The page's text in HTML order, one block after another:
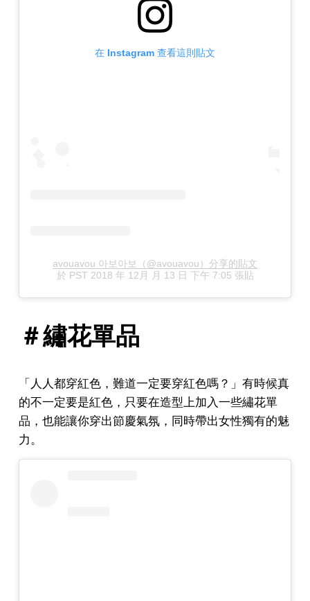
在 Instagram 查看這則貼文
avouavou 아보아보（@avouavou）分享的貼文
於 PST 2018 年 12月 月 13 日 下午 7:05 張貼
＃繡花單品
「人人都穿紅色，難道一定要穿紅色嗎？」有時候真
的不一定要是紅色，只要在造型上加入一些繡花單
品，也能讓你穿出節慶氣氛，同時帶出女性獨有的魅
力。